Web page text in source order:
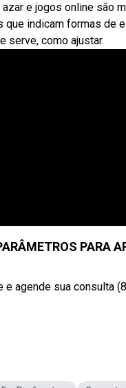
e jogos online são
indicam formas de
serve, como ajustar.
PARA
e agende sua consulta